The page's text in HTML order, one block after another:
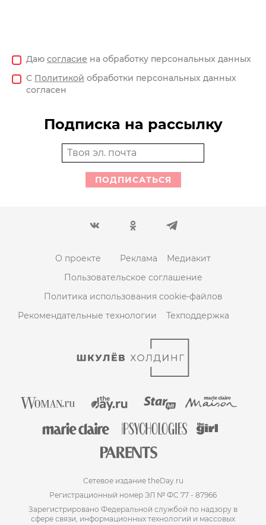
Даю согласие на обработку персональных данных
С Политикой обработки персональных данных
согласен
Подписка на рассылку
ПОДПИСАТЬСЯ
О проекте Реклама
Медиакит
Пользовательское соглашение
Политика использования cookie-файлов
Рекомендательные технологии
Техподдержка
Сетевое издание theDay.ru
Регистрационный номер ЭЛ № ФС 77 - 87966
Зарегистрировано Федеральной службой по надзору в
сфере связи, информационных технологий и массовых